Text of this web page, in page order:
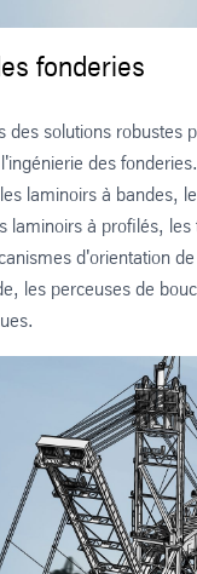
fonderies
des solutions robustes
des
laminoirs à bandes,
laminoirs à profilés,
d'orientation
les perceuses de